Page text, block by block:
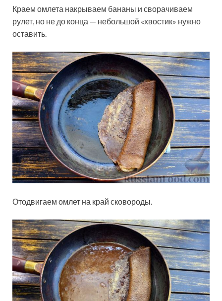
Краем омлета накрываем бананы и сворачиваем
рулет, но не до конца — небольшой «хвостик» нужно
оставить.
Отодвигаем омлет на край сковороды.